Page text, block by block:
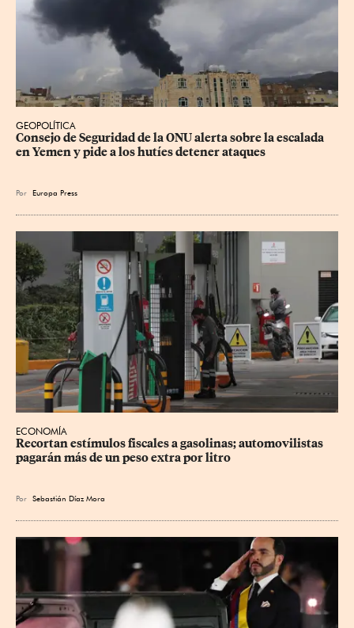
GEOPOLÍTICA
Consejo de Seguridad de la ONU alerta sobre la escalada
en Yemen y pide a los hutíes detener ataques
Por Europa Press
ECONOMÍA
Recortan estímulos fiscales a gasolinas; automovilistas
pagarán más de un peso extra por litro
Por Sebastián Díaz Mora